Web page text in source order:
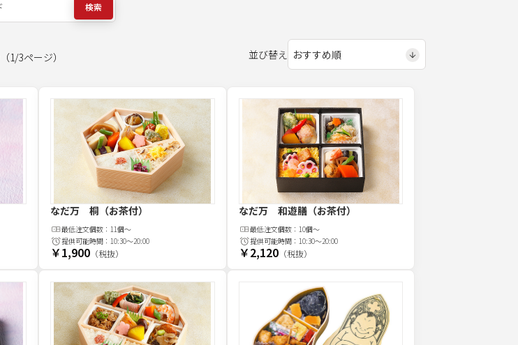
検索
（1/3ページ） 並び替え
なだ万 桐（お茶付）
最低注文個数：11個～
提供可能時間：10:30～20:00
￥1,900 （税抜）
なだ万 和遊膳（お茶付）
最低注文個数： 10個～
提供可能時間： 10:30～20:00
￥2,120（税抜）